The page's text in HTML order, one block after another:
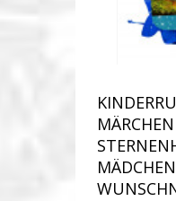
MÄRCHEN